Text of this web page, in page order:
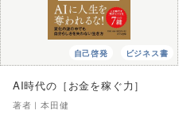
自己啓発 ビジネス書
AI時代の［お金を稼ぐ力］
著者｜本田健